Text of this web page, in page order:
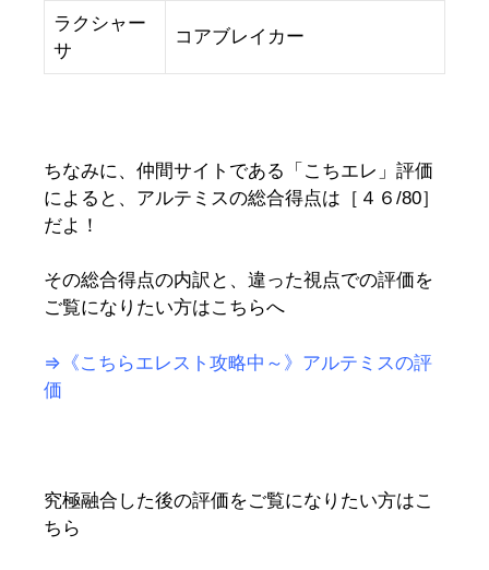
ラクシャー
サ
コアブレイカー
ちなみに、仲間サイトである「こちエレ」評価
によると、アルテミスの総合得点は［４６/80］
だよ！
その総合得点の内訳と、違った視点での評価を
ご覧になりたい方はこちらへ
⇒《こちらエレスト攻略中～》アルテミスの評
価
究極融合した後の評価をご覧になりたい方はこ
ちら